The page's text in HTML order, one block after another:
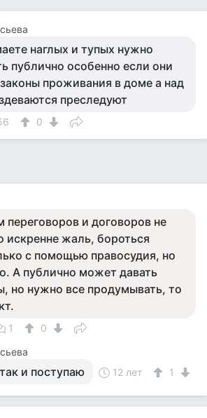
наглых и тупых нужно
публично особенно если они
проживания в доме а над
преследуют
0
переговоров и договоров не
искренне жаль, бороться
с помощью правосудия, но
А публично может давать
но нужно все продумывать, то
1
0
и поступаю 12 лет 1